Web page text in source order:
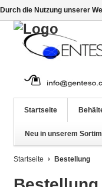
Startseite
Neu in unserem
Startseite Bestellung
Durch die Nutzung unserer